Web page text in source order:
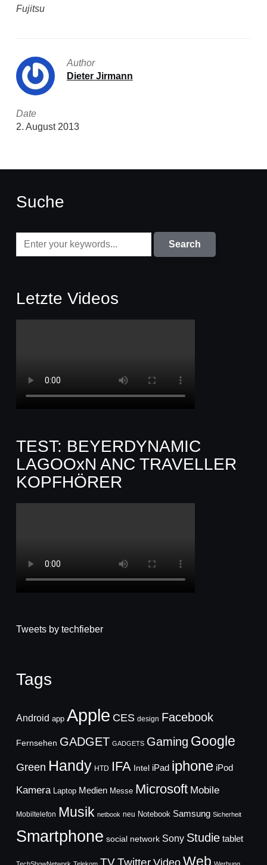
Fujitsu
Author
Dieter Jirmann
Date
2. August 2013
Suche
Letzte Videos
TEST: BEYERDYNAMIC
LAGOOxN ANC TRAVELLER
KOPFHÖRER
Tweets by techfieber
Tags
Android app Apple CES design Facebook
Fernsehen GADGET GADGETS Gaming Google
Green Handy HTD IFA Intel iPad iphone iPod
Kamera Laptop Medien Messe Microsoft Mobile
Mobiltelefon Musik netbook neu Notebook Samsung Sicherheit
Smartphone social network Sony Studie tablet
TVTwitter Video Web